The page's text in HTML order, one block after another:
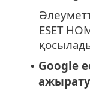
ESET
• Google
ажырату